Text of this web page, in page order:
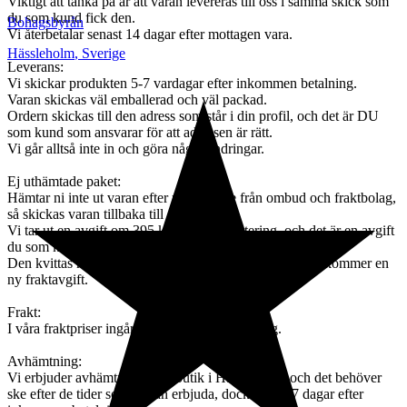
du som kund fick den.
Vi återbetalar senast 14 dagar efter mottagen vara.
Leverans:
Vi skickar produkten 5-7 vardagar efter inkommen betalning.
Varan skickas väl emballerad och väl packad.
Ordern skickas till den adress som står i din profil, och det är DU
som kund som ansvarar för att adressen är rätt.
Vi går alltså inte in och göra några ändringar.
Ej uthämtade paket:
Hämtar ni inte ut varan efter påminnelse från ombud och fraktbolag,
så skickas varan tillbaka till oss,
Vi tar ut en avgift om 395 kr för orderhantering, och det är en avgift
du som kund få stå för.
Den kvittas mot din order. Ska varan skickas igen så tillkommer en
ny fraktavgift.
Frakt:
I våra fraktpriser ingår emballage och hantering.
Avhämtning:
Vi erbjuder avhämtning i vår butik i Hässleholm, och det behöver
ske efter de tider som vi kan erbjuda, dock senast 7 dagar efter
Bohagsbyrån
Hässleholm, Sverige